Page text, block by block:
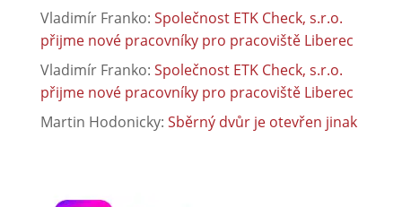
Vladimír Franko: Společnost ETK Check, s.r.o.
přijme nové pracovníky pro pracoviště Liberec
Vladimír Franko: Společnost ETK Check, s.r.o.
přijme nové pracovníky pro pracoviště Liberec
Martin Hodonicky: Sběrný dvůr je otevřen jinak